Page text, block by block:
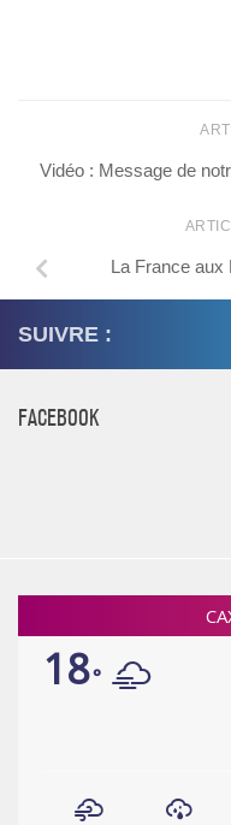
Vidéo : Message de
La France aux
SUIVRE :
FACEBOOK
18°